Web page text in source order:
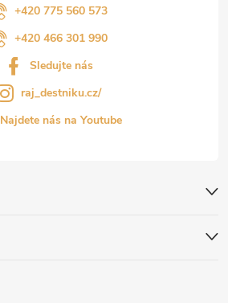
+420 775 560 573
+420 466 301 990
Sledujte nás
raj_destniku.cz/
Najdete nás na Youtube